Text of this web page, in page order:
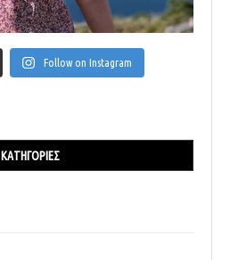
Follow on Instagram
ΚΑΤΗΓΟΡΊΕΣ